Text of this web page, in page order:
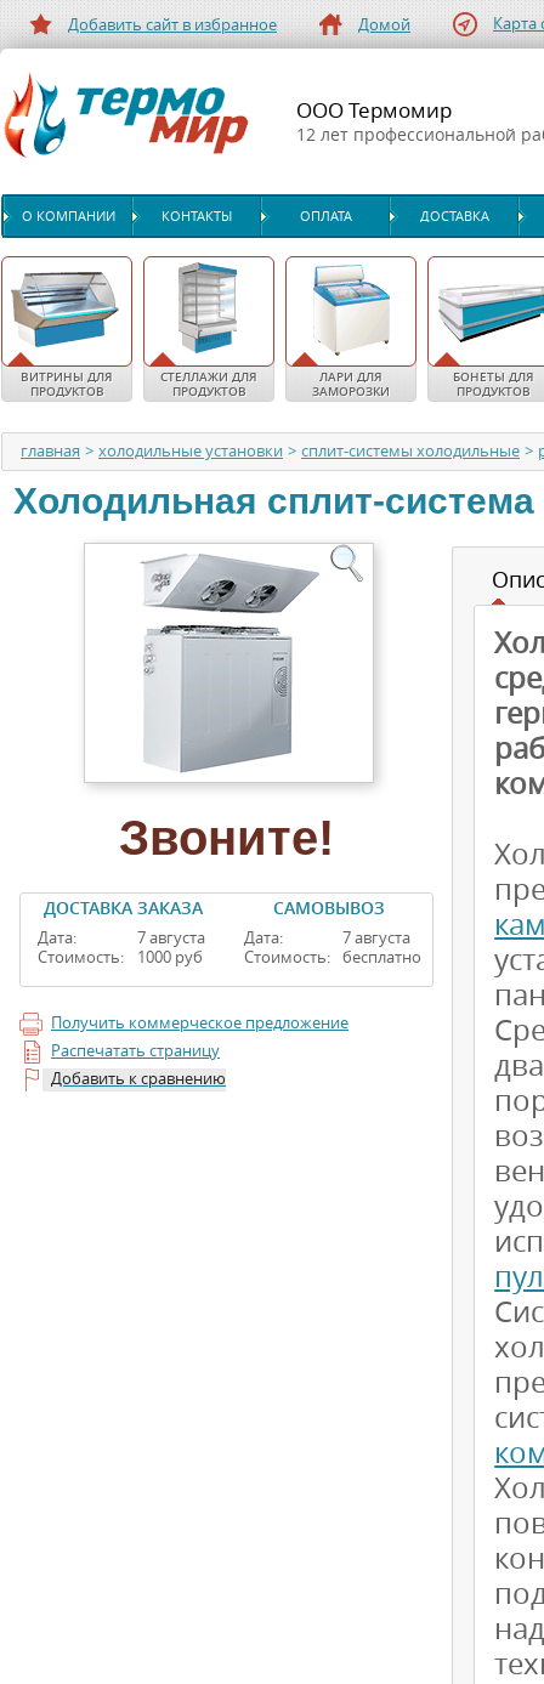
Добавить сайт в избранное Домой Карта
ООО Термомир
12 лет профессиональной
О КОМПАНИИ КОНТАКТЫ ОПЛАТА ДОСТАВКА
ВИТРИНЫ ДЛЯ
ПРОДУКТОВ
СТЕЛЛАЖИ ДЛЯ
ПРОДУКТОВ
ЛАРИ ДЛЯ
ЗАМОРОЗКИ
БОНЕТЫ ДЛЯ
ПРОДУКТОВ
главная > холодильные установки > сплит-системы холодильные >
Холодильная сплит-система
Звоните!
ДОСТАВКА ЗАКАЗА
Дата:
Стоимость:
7 августа
1000 руб
САМОВЫВОЗ
Дата:
Стоимость:
7 августа
бесплатно
Получить коммерческое предложение
Распечатать страницу
Добавить к сравнению